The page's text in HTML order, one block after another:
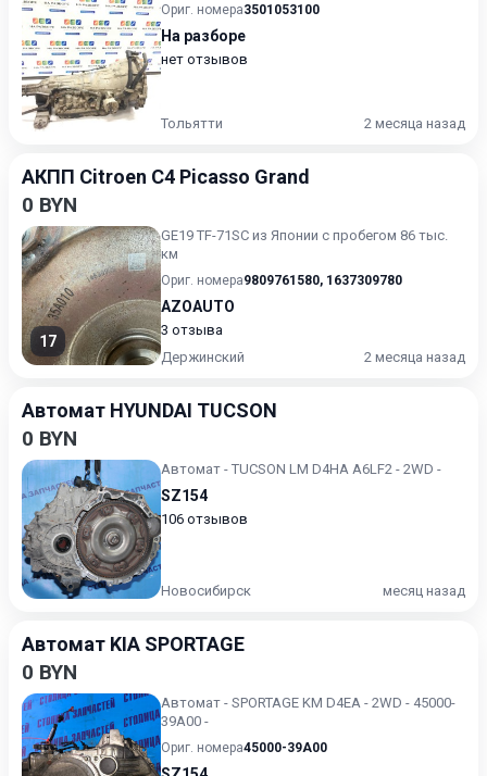
Ориг. номера3501053100
На разборе
нет отзывов
Тольятти 2 месяца назад
АКПП Citroen C4 Picasso Grand
0 BYN
17
GE19 TF-71SC из Японии с пробегом 86 тыс.
км
Ориг. номера9809761580, 1637309780
AZOAUTO
3 отзыва
Держинский
2 месяца назад
Автомат HYUNDAI TUCSON
0 BYN
Автомат - TUCSON LM D4HA A6LF2 - 2WD -
SZ154
106 отзывов
Новосибирск месяц назад
Автомат KIA SPORTAGE
0 BYN
Автомат - SPORTAGE KM D4EA - 2WD - 45000-
39A00 -
Ориг. номера45000-39A00